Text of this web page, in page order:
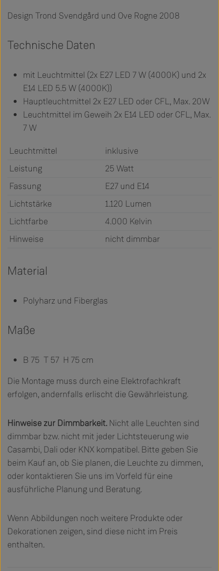
Design Trond Svendgård und Ove Rogne 2008
Technische Daten
mit Leuchtmittel (2x E27 LED 7 W (4000K) und 2x
E14 LED 5.5 W (4000K))
Hauptleuchtmittel 2x E27 LED oder CFL, Max. 20W
Leuchtmittel im Geweih 2x E14 LED oder CFL, Max.
7 W
Leuchtmittel
inklusive
Leistung
25 Watt
Fassung
E27 und E14
Lichtstärke
1.120 Lumen
Lichtfarbe
4.000 Kelvin
Hinweise
nicht dimmbar
Material
Polyharz und Fiberglas
Maße
B 75 T 57 H 75 cm
Die Montage muss durch eine Elektrofachkraft
erfolgen, andernfalls erlischt die Gewährleistung.
Hinweise zur Dimmbarkeit. Nicht alle Leuchten sind
dimmbar bzw. nicht mit jeder Lichtsteuerung wie
Casambi, Dali oder KNX kompatibel. Bitte geben Sie
beim Kauf an, ob Sie planen, die Leuchte zu dimmen,
oder kontaktieren Sie uns im Vorfeld für eine
ausführliche Planung und Beratung.
Wenn Abbildungen noch weitere Produkte oder
Dekorationen zeigen, sind diese nicht im Preis
enthalten.